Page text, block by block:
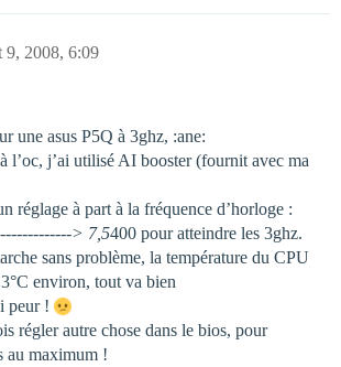
9, 2008, 6:09
une asus P5Q à 3ghz, :ane:
l’oc, j’ai utilisé AI booster (fournit avec ma
réglage à part à la fréquence d’horloge :
> 7,5400 pour atteindre les 3ghz.
sans problème, la température du CPU
environ, tout va bien
peur !
régler autre chose dans le bios, pour
au maximum !